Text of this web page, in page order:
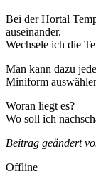
Bei der Hortal
auseinander.
Wechsele ich die
Man kann dazu
Miniform
Woran liegt es?
Wo soll ich
Beitrag geändert
Offline